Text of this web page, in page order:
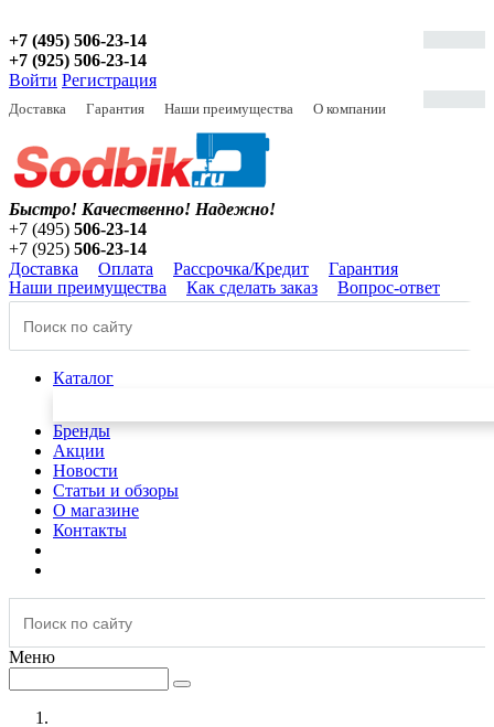
+7 (495) 506-23-14
+7 (925) 506-23-14
Войти Регистрация
Доставка Гарантия Наши преимущества О компании
Быстро! Качественно! Надежно!
+7 (495) 506-23-14
+7 (925) 506-23-14
Доставка
Оплата Рассрочка/Кредит
Гарантия
Наши преимущества
Как сделать заказ Вопрос-ответ
Каталог
Бренды
Акции
Новости
Статьи и обзоры
О магазине
Контакты
Меню